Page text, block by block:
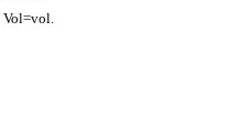
Vol=vol.